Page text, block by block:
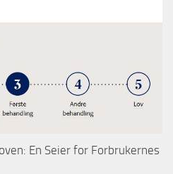
En Seier for Forbrukernes